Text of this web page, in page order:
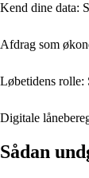
Kend dine data:
Afdrag som
Løbetidens rolle:
Digitale
Sådan